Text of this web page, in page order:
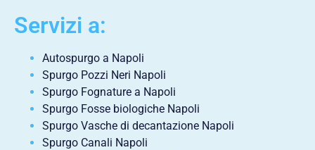
Servizi a:
Autospurgo a Napoli
Spurgo Pozzi Neri Napoli
Spurgo Fognature a Napoli
Spurgo Fosse biologiche Napoli
Spurgo Vasche di decantazione Napoli
Spurgo Canali Napoli